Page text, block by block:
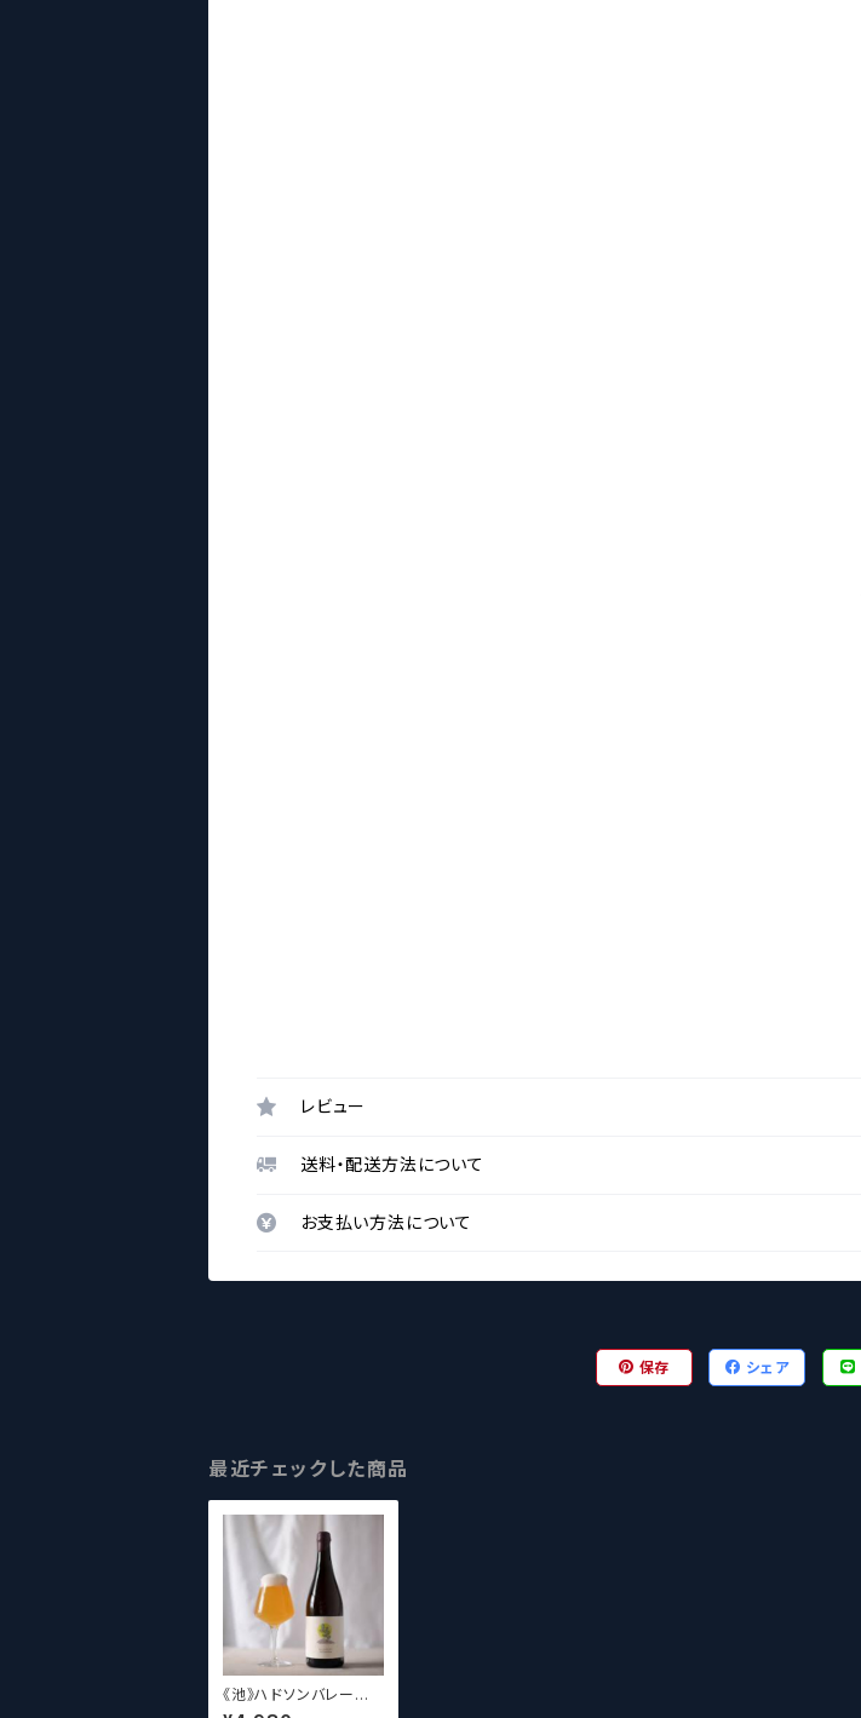
レビュー
送料・配送方法について
お支払い方法について
保存 シェア
最近チェックした商品
《池》ハドソンバレー
Hudson Valley Blo